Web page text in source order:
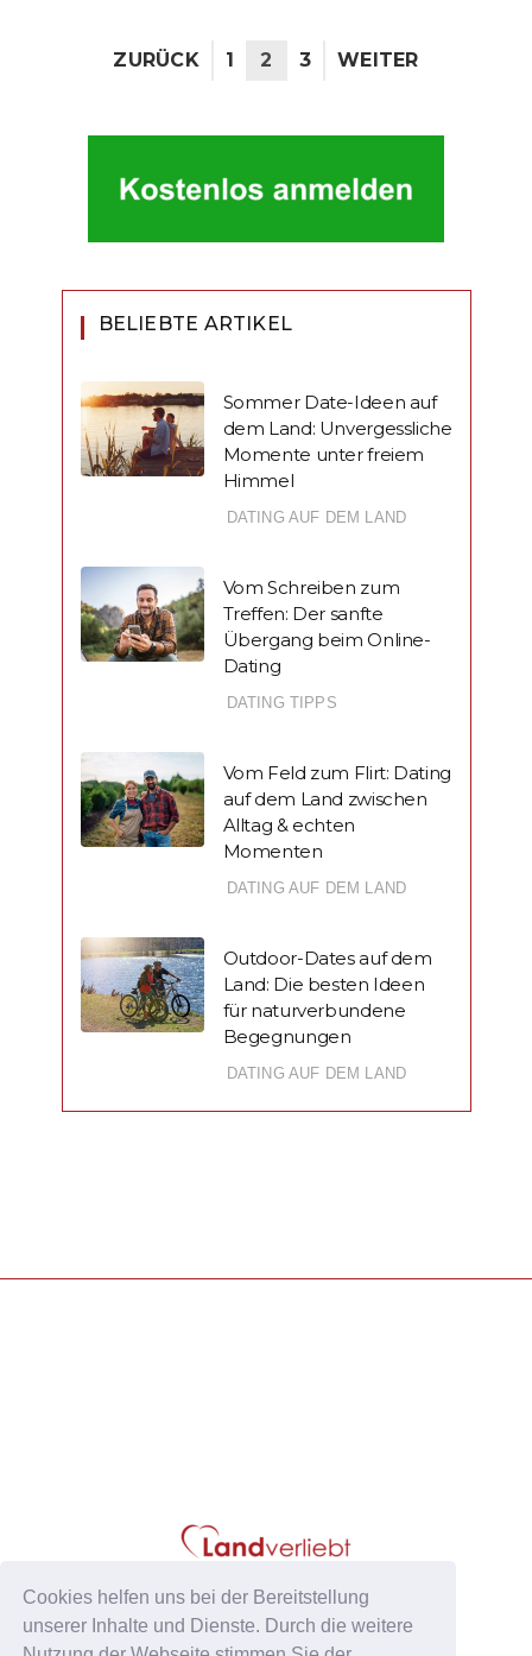
Cookies helfen uns bei der Bereitstellung
unserer Inhalte und Dienste. Durch die weitere
ZURÜCK 1 2 3 WEITER
BELIEBTE ARTIKEL
Sommer Date-Ideen auf
dem Land: Unvergessliche
Momente unter freiem
Himmel
DATING AUF DEM LAND
Vom Schreiben zum
Treffen: Der sanfte
Übergang beim Online-
Dating
DATING TIPPS
Vom Feld zum Flirt: Dating
auf dem Land zwischen
Alltag & echten
Momenten
DATING AUF DEM LAND
Outdoor-Dates auf dem
Land: Die besten Ideen
für naturverbundene
Begegnungen
DATING AUF DEM LAND